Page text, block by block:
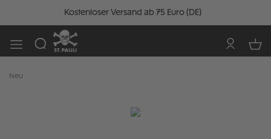
Kostenloser Versand ab 75 Euro (DE)
Neu